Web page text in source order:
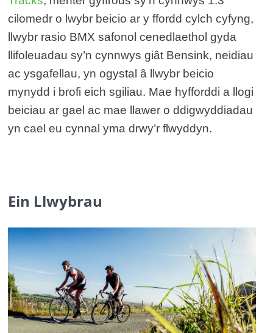
cilomedr o lwybr beicio ar y ffordd cylch cyfyng,
llwybr rasio BMX safonol cenedlaethol gyda
llifoleuadau sy’n cynnwys giât Bensink, neidiau
ac ysgafellau, yn ogystal â llwybr beicio
mynydd i brofi eich sgiliau. Mae hyfforddi a llogi
beiciau ar gael ac mae llawer o ddigwyddiadau
yn cael eu cynnal yma drwy’r flwyddyn.
Ein Llwybrau